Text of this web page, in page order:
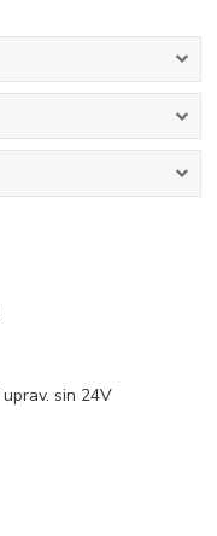
sin 24V